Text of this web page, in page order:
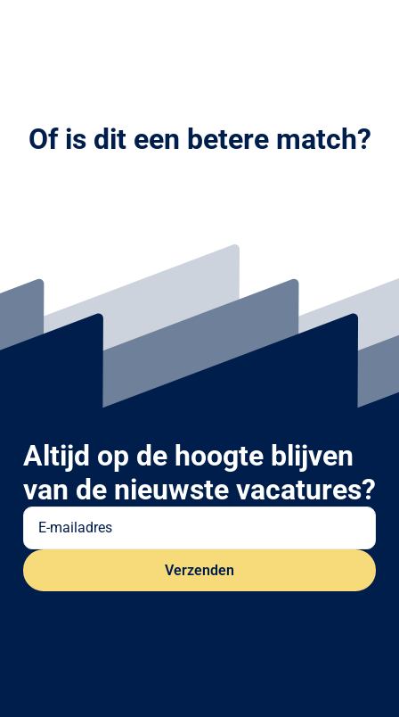
Stuur je CV en motivatie op
Of is dit een betere match?
Altijd op de hoogte blijven
van de nieuwste vacatures?